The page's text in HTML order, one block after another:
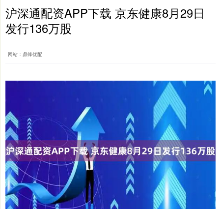
沪深通配资APP下载 京东健康8月29日
发行136万股
网站：鼎锋优配